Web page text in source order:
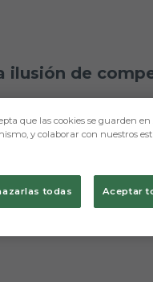
ilusión de
que las cookies se guarden
y colaborar con nuestros
todas Aceptar